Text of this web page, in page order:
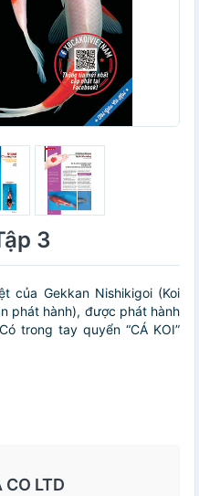
3
của Gekkan Nishikigoi (Koi
phát hành), được phát hành
trong tay quyển “CÁ KOI”
CO LTD